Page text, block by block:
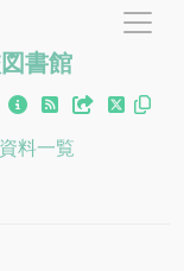
書館
資料一覧